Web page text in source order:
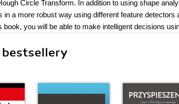
Circle Transform. In addition to using shape
in a more robust way using different feature detectors
book, you will be able to make intelligent decisions